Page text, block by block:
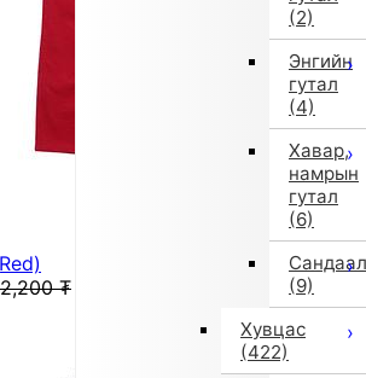
(2)
Энгийн
гутал
(4)
Хавар,
намрын
гутал
(6)
Сандаал
(9)
Хувцас
(422)
₮